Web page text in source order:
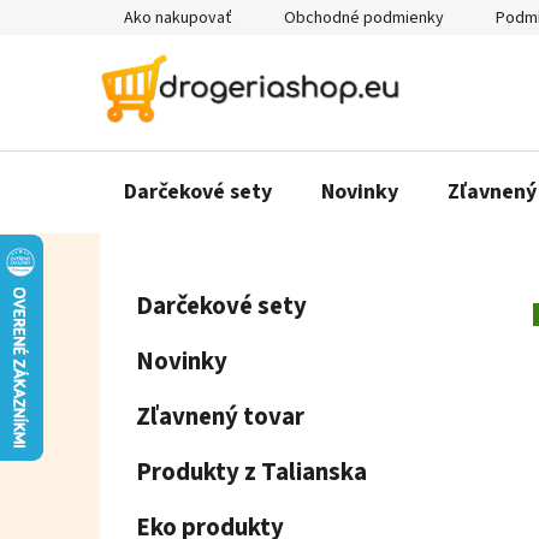
Ako nakupovať Obchodné podmienky
Darčekové sety Novinky
Preskočiť
kategórie
Darčekové sety
Novinky
Zľavnený tovar
Produkty z Talianska
Eko produkty